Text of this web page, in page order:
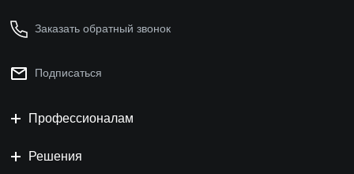
Заказать обратный звонок
Подписаться
Профессионалам
Решения